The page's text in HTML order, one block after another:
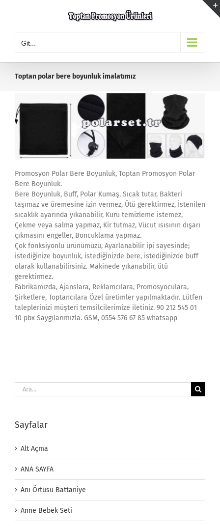
Git...
Toptan polar bere boyunluk imalatımız
Promosyon Polar Bere Boyunluk, Toptan Promosyon Polar
Bere Boyunluk.
Bere Boyunluk, Buff, Polar Kumaş, Sıcak tutar, Bakteri
taşımaz ve üremesine izin vermez, Ütü gerektirmez, İstenilen
sıcaklık ayarında yıkanabilir, Kuru temizleme istemez,
Çekme veya salma yapmaz, Kir tutmaz, Vücut ısısının dışarı
çıkmasını engeller, Boncuklama yapmaz.
Çok fonksiyonlu ürünümüzü, Ayarlanabilir ipi sayesinde;
istediğinize boyunluk, istediğinizde bere, istediğinizde buff
olarak kullanabilirsiniz. Makinede yıkanabilir, ütü
gerektirmez.
Fabrikamızda, Ajanslara, Reklamcılara, Promosyoculara,
Şirketlere, Toptancılara Özel üretimler yapılmaktadır. Lütfen
taleplerinizi müşteri temsilcilerimize iletiniz. 90 212 545 01
10 pbx Saygılarımızla. GSM, 0554 576 67 85 whatsapp
Ara:
Sayfalar
Alt Açma
ANA SAYFA
Anı Örtüsü Battaniye
Anne Bebek Seti